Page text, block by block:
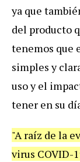
ya que
del producto
tenemos que
simples y
uso y el
tener en su
"A raíz de la
virus COVID-